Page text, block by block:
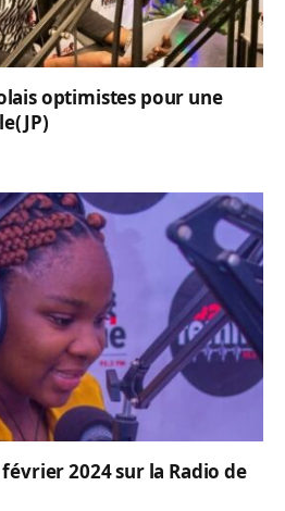
optimistes pour une
2024 sur la Radio de